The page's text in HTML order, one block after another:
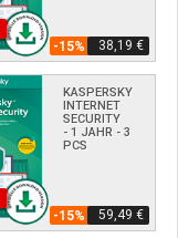
-15% 38,19 €
KASPERSKY
INTERNET
SECURITY
- 1 JAHR - 3
PCS
-15% 59,49 €